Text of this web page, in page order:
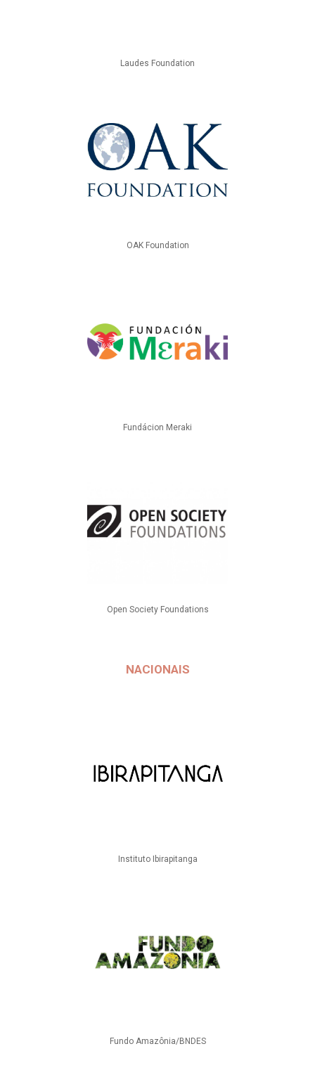
Laudes Foundation
OAK Foundation
Fundácion Meraki
Open Society Foundations
NACIONAIS
Instituto Ibirapitanga
Fundo Amazônia/BNDES